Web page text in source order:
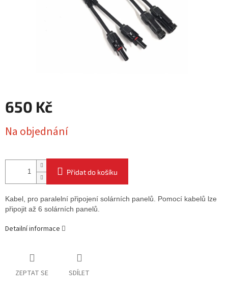
650 Kč
cena:
Na objednání
Přidat do košíku
Kabel, pro paralelní připojení solárních panelů. Pomocí kabelů lze
připojit až 6 solárních panelů.
Detailní informace
ZEPTAT SE SDÍLET